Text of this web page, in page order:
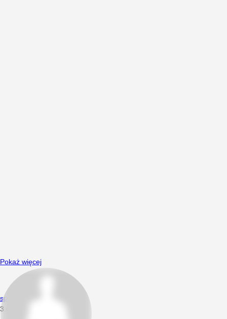
Pokaż więcej
spuszczalski
3.03.2019